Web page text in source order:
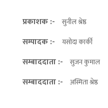
प्रकाशक :- सुनील श्रेष्ठ
सम्पादक :- यसोदा कार्की
सम्बाददाता :- सुजन कुमाल
सम्बाददाता :- अस्मिता श्रेष्ठ